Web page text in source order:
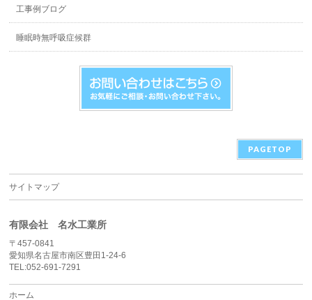
工事例ブログ
睡眠時無呼吸症候群
PAGETOP
サイトマップ
有限会社 名水工業所
〒457-0841
愛知県名古屋市南区豊田1-24-6
TEL:052-691-7291
ホーム